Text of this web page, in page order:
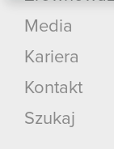
podczas
używanie
Media
Kariera
Kontakt
Szukaj